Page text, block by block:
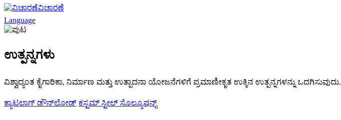
ವಿಚಾರಣೆ
Language
ಉತ್ಪನ್ನಗಳು
ವಿಶ್ವಾದ್ಯಂತ ಕೈಗಾರಿಕಾ, ನಿರ್ಮಾಣ ಮತ್ತು ಉತ್ಪಾದನಾ ಯೋಜನೆಗಳಿಗೆ ಪ್ರಮಾಣೀಕೃತ ಉಕ್ಕಿನ ಉತ್ಪನ್ನಗಳನ್ನು ಒದಗಿಸುವುದು.
ಕ್ಯಾಟಲಾಗ್ ಡೌನ್‌ಲೋಡ್ ಕಸ್ಟಮ್ ಸ್ಟೀಲ್ ಸೊಲ್ಯೂಷನ್ಸ್